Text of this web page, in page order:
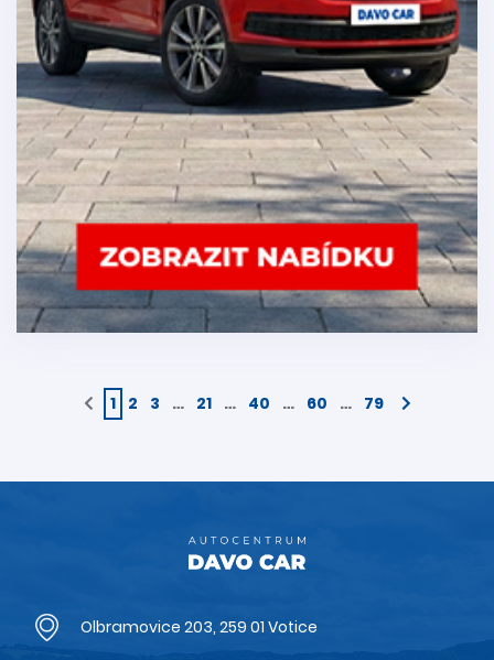
1 2 3 … 21 … 40 … 60 … 79
Olbramovice 203, 259 01 Votice